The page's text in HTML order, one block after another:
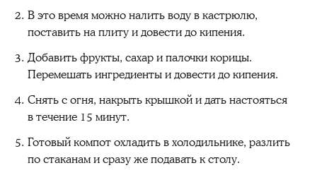
В это время можно налить воду в кастрюлю,
поставить на плиту и довести до кипения.
Добавить фрукты, сахар и палочки корицы.
Перемешать ингредиенты и довести до кипения.
Снять с огня, накрыть крышкой и дать настояться
в течение 15 минут.
Готовый компот охладить в холодильнике, разлить
по стаканам и сразу же подавать к столу.